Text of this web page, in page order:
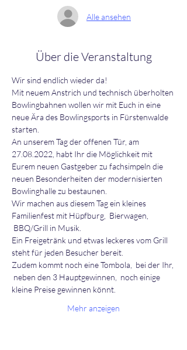
Alle ansehen
Über die Veranstaltung
Wir sind endlich wieder da!
Mit neuem Anstrich und technisch überholten
Bowlingbahnen wollen wir mit Euch in eine
neue Ära des Bowlingsports in Fürstenwalde
starten.
An unserem Tag der offenen Tür, am
27.08.2022, habt Ihr die Möglichkeit mit
Eurem neuen Gastgeber zu fachsimpeln die
neuen Besonderheiten der modernisierten
Bowlinghalle zu bestaunen.
Wir machen aus diesem Tag ein kleines
Familienfest mit Hüpfburg,  Bierwagen,
BBQ/Grill in Musik.
Ein Freigetränk und etwas leckeres vom Grill
steht für jeden Besucher bereit.
Zudem kommt noch eine Tombola,  bei der Ihr,
neben den 3 Hauptgewinnen,  noch einige
kleine Preise gewinnen könnt.
Mehr anzeigen